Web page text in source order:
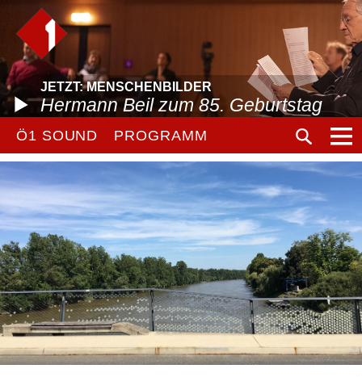
JETZT: MENSCHENBILDER
Hermann Beil zum 85. Geburtstag
Ö1 SOUND PROGRAMM